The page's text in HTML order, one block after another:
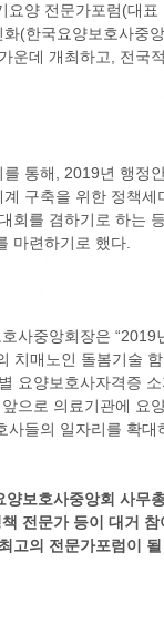
요양 전문가포럼(대
(한국요양보호사중
운데 개최하고, 전국
통해, 2019년 행정
구축을 위한 정책
회를 겸하기로 하는
마련하기로 했다.
사중앙회장은
치매노인 돌봄기술
요양보호사자격증
으로 의료기관에 요
사들의 일자리를 확대
양보호사중앙회 사무
전문가 등이 대거
고의 전문가포럼이